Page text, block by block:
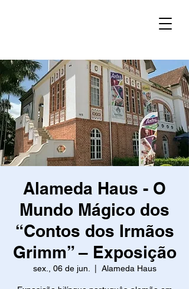
Alameda Haus - O
Mundo Mágico dos
“Contos dos Irmãos
Grimm” – Exposição
sex., 06 de jun. Alameda Haus